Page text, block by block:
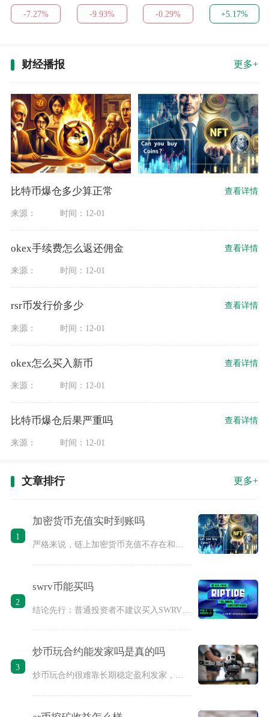
-7.27% -9.93% -0.29% +5.17%
财经播报 更多+
比特币爆仓多少算正常 查看详情
来源： 时间：12-01
okex手续费怎么返还佣金 查看详情
来源： 时间：12-01
rsr币发行价多少 查看详情
来源： 时间：12-01
okex怎么买入新币 查看详情
来源： 时间：12-01
比特币爆仓后果严重吗 查看详情
来源： 时间：12-01
文章排行 更多+
1
加密货币充值实时到账吗
2
swrv币能买吗
结论先行：普通投资者不建议买入SWRV币，该币种缺乏长期基本
3
炒币玩合约能发家吗是真的吗
炒币玩合约很难靠长期稳定盈利发家，网传普通人依靠合约暴富的说